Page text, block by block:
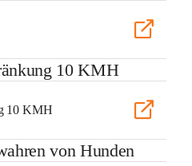
10 KMH
10 KMH
von Hunden